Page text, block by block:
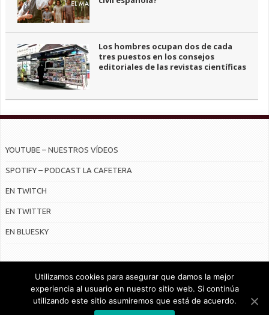
Los hombres ocupan dos de cada
tres puestos en los consejos
editoriales de las revistas científicas
YOUTUBE – NUESTROS VÍDEOS
SPOTIFY – PODCAST LA CAFETERA
EN TWITCH
EN TWITTER
EN BLUESKY
© Radiocable en Internet S.L.
Utilizamos cookies para asegurar que damos la mejor
experiencia al usuario en nuestro sitio web. Si continúa
utilizando este sitio asumiremos que está de acuerdo.